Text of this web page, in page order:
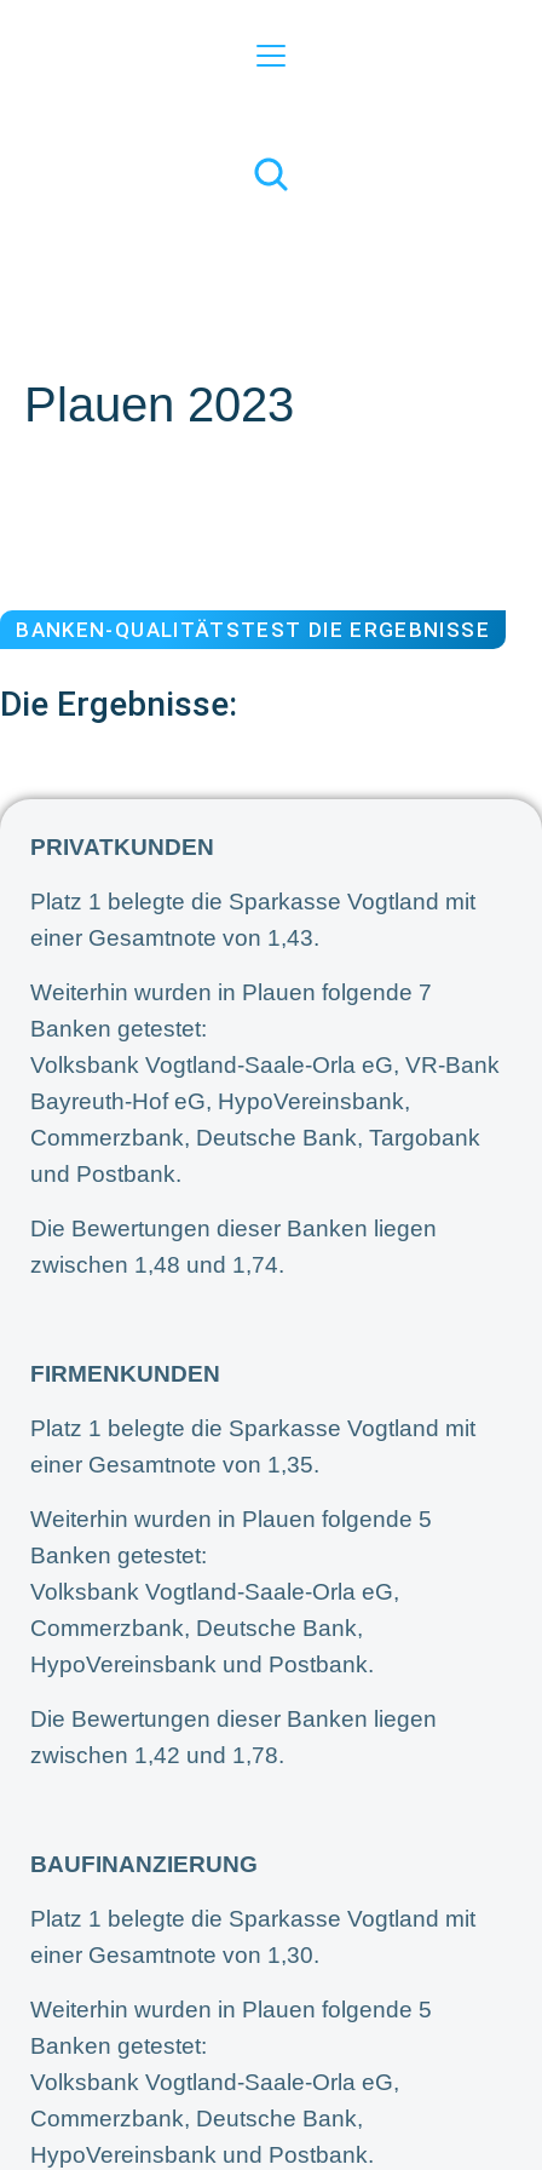
Plauen 2023
BANKEN-QUALITÄTSTEST DIE ERGEBNISSE
Die Ergebnisse:
PRIVATKUNDEN
Platz 1 belegte die Sparkasse Vogtland mit
einer Gesamtnote von 1,43.
Weiterhin wurden in Plauen folgende 7
Banken getestet:
Volksbank Vogtland-Saale-Orla eG, VR-Bank
Bayreuth-Hof eG, HypoVereinsbank,
Commerzbank, Deutsche Bank, Targobank
und Postbank.
Die Bewertungen dieser Banken liegen
zwischen 1,48 und 1,74.
FIRMENKUNDEN
Platz 1 belegte die Sparkasse Vogtland mit
einer Gesamtnote von 1,35.
Weiterhin wurden in Plauen folgende 5
Banken getestet:
Volksbank Vogtland-Saale-Orla eG,
Commerzbank, Deutsche Bank,
HypoVereinsbank und Postbank.
Die Bewertungen dieser Banken liegen
zwischen 1,42 und 1,78.
BAUFINANZIERUNG
Platz 1 belegte die Sparkasse Vogtland mit
einer Gesamtnote von 1,30.
Weiterhin wurden in Plauen folgende 5
Banken getestet:
Volksbank Vogtland-Saale-Orla eG,
Commerzbank, Deutsche Bank,
HypoVereinsbank und Postbank.